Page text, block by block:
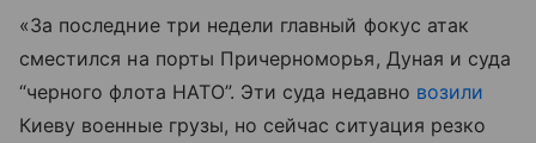
«За последние три недели главный фокус атак
сместился на порты Причерноморья, Дуная и суда
“черного флота НАТО”. Эти суда недавно возили
Киеву военные грузы, но сейчас ситуация резко